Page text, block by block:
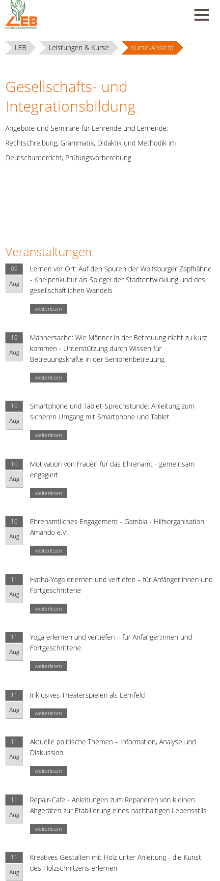
LEB Leistungen & Kurse Kurse-Ansicht
Gesellschafts- und
Integrationsbildung
Angebote und Seminare für Lehrende und Lernende:
Rechtschreibung, Grammatik, Didaktik und Methodik im
Deutschunterricht, Prüfungsvorbereitung
Veranstaltungen
09
Aug
Lernen vor Ort: Auf den Spuren der Wolfsburger Zapfhähne
- Kneipenkultur als Spiegel der Stadtentwicklung und des
gesellschaftlichen Wandels
weiterlesen
10
Aug
Männersache: Wie Männer in der Betreuung nicht zu kurz
kommen - Unterstützung durch Wissen für
Betreuungskräfte in der Seniorenbetreuung
weiterlesen
10
Aug
Smartphone und Tablet-Sprechstunde: Anleitung zum
sicheren Umgang mit Smartphone und Tablet
weiterlesen
10
Aug
Motivation von Frauen für das Ehrenamt - gemeinsam
engagiert
weiterlesen
10
Aug
Ehrenamtliches Engagement - Gambia - Hilfsorganisation
Amando e.V.
weiterlesen
11
Aug
Hatha-Yoga erlernen und vertiefen – für Anfänger:innen und
Fortgeschrittene
weiterlesen
11
Aug
Yoga erlernen und vertiefen – für Anfänger:innen und
Fortgeschrittene
weiterlesen
11
Aug
Inklusives Theaterspielen als Lernfeld
weiterlesen
11
Aug
Aktuelle politische Themen – Information, Analyse und
Diskussion
weiterlesen
11
Aug
Repair-Cafe - Anleitungen zum Reparieren von kleinen
Altgeräten zur Etabilierung eines nachhaltigen Lebensstils
weiterlesen
11
Aug
Kreatives Gestalten mit Holz unter Anleitung - die Kunst
des Holzschnitzens erlernen